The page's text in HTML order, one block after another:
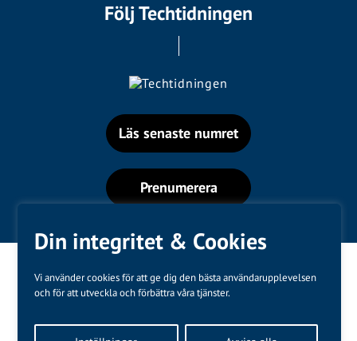
Din integritet & Cookies
Vi använder cookies för att ge dig den bästa användarupplevelsen
och för att utveckla och förbättra våra tjänster.
Följ Techtidningen
Läs senaste numret
Prenumerera